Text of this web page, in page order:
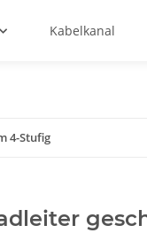
Kabelkanal
4-Stufig